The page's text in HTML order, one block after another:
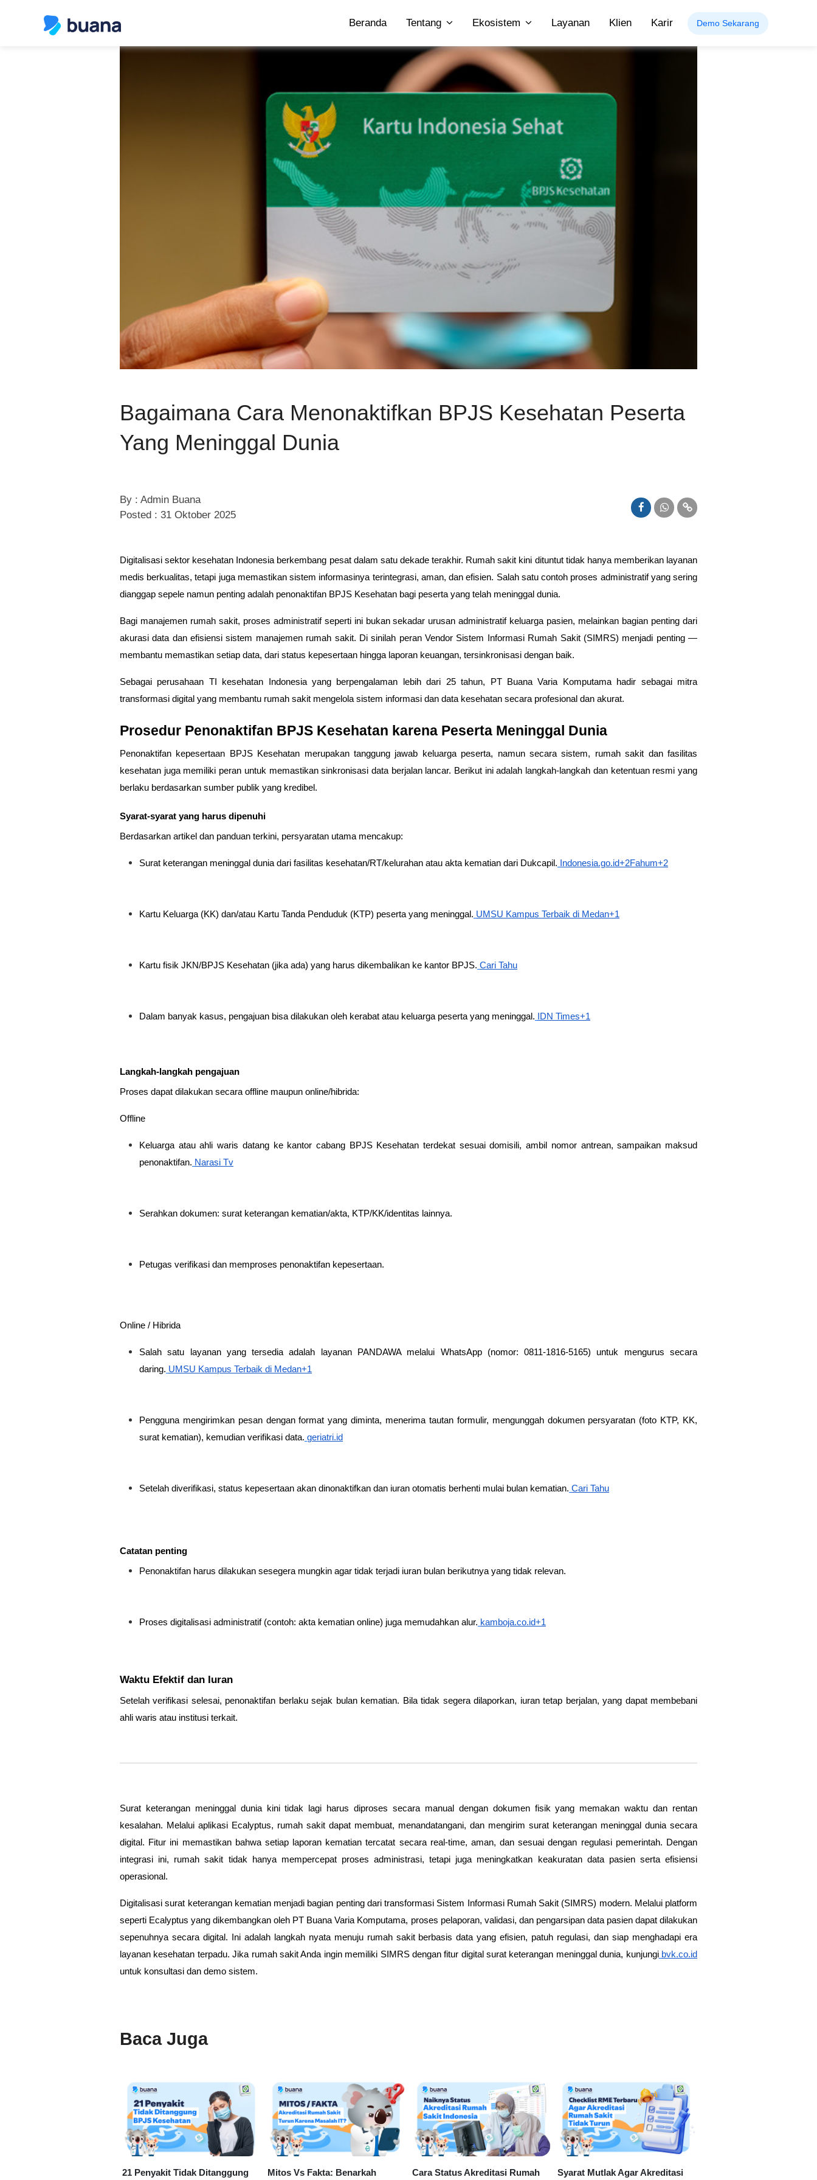
Beranda Tentang Ekosistem Layanan Klien Karir Demo Sekarang
Bagaimana Cara Menonaktifkan BPJS Kesehatan Peserta
Yang Meninggal Dunia
By : Admin Buana
Posted : 31 Oktober 2025
Digitalisasi sektor kesehatan Indonesia berkembang pesat dalam satu dekade terakhir. Rumah sakit kini dituntut tidak hanya memberikan layanan
medis berkualitas, tetapi juga memastikan sistem informasinya terintegrasi, aman, dan efisien. Salah satu contoh proses administratif yang sering
dianggap sepele namun penting adalah penonaktifan BPJS Kesehatan bagi peserta yang telah meninggal dunia.
Bagi manajemen rumah sakit, proses administratif seperti ini bukan sekadar urusan administratif keluarga pasien, melainkan bagian penting dari
akurasi data dan efisiensi sistem manajemen rumah sakit. Di sinilah peranVendor Sistem Informasi Rumah Sakit (SIMRS) menjadi penting —
membantu memastikan setiap data, dari status kepesertaan hingga laporan keuangan, tersinkronisasi dengan baik.
Sebagai perusahaan TI kesehatan Indonesiayang berpengalaman lebih dari 25 tahun, PT Buana Varia Komputamahadir sebagai mitra
transformasi digital yang membantu rumah sakit mengelola sistem informasi dan data kesehatan secara profesional dan akurat.
Prosedur Penonaktifan BPJS Kesehatan karena Peserta Meninggal Dunia
Penonaktifan kepesertaan BPJS Kesehatan merupakan tanggung jawab keluarga peserta, namun secara sistem, rumah sakit dan fasilitas
kesehatan juga memiliki peran untuk memastikan sinkronisasi data berjalan lancar. Berikut ini adalah langkah-langkah dan ketentuan resmi yang
berlaku berdasarkan sumber publik yang kredibel.
Syarat-syarat yang harus dipenuhi
Berdasarkan artikel dan panduan terkini, persyaratan utama mencakup:
Surat keterangan meninggal dunia dari fasilitas kesehatan/RT/kelurahan atau ak­ta kematian dari Dukcapil. Indonesia.go.id+2Fahum+2
Kartu Keluarga (KK) dan/atau Kartu Tanda Penduduk (KTP) peserta yang meninggal. UMSU Kampus Terbaik di Medan+1
Kartu fisik JKN/BPJS Kesehatan (jika ada) yang harus dikembalikan ke kantor BPJS. Cari Tahu
Dalam banyak kasus, pengajuan bisa dilakukan oleh kerabat atau keluarga peserta yang meninggal. IDN Times+1
Langkah-langkah pengajuan
Proses dapat dilakukan secaraoffline maupun online/hibrida:
Offline
Keluarga atau ahli waris datang ke kantor cabang BPJS Kesehatan terdekat sesuai domisili, ambil nomor antrean, sampaikan maksud
penonaktifan. Narasi Tv
Serahkan dokumen: surat keterangan kematian/akta, KTP/KK/identitas lainnya.
Petugas verifikasi dan memproses penonaktifan kepesertaan.
Online / Hibrida
Salah satu layanan yang tersedia adalah layanan PANDAWA melalui WhatsApp (nomor: 0811-1816-5165) untuk mengurus secara
daring. UMSU Kampus Terbaik di Medan+1
Pengguna mengirimkan pesan dengan format yang diminta, menerima tautan formulir, mengunggah dokumen persyaratan (foto KTP, KK,
surat kematian), kemudian verifikasi data. geriatri.id
Setelah diverifikasi, status kepesertaan akan dinonaktifkan dan iuran otomatis berhenti mulai bulan kematian. Cari Tahu
Catatan penting
Penonaktifan harus dilakukan sesegera mungkin agar tidak terjadi iuran bulan berikutnya yang tidak relevan.
Proses digitalisasi administratif (contoh: akta kematian online) juga memudahkan alur. kamboja.co.id+1
Waktu Efektif dan Iuran
Setelah verifikasi selesai, penonaktifan berlakusejak bulan kematian. Bila tidak segera dilaporkan, iuran tetap berjalan, yang dapat membebani
ahli waris atau institusi terkait.
Surat keterangan meninggal dunia kini tidak lagi harus diproses secara manual dengan dokumen fisik yang memakan waktu dan rentan
kesalahan. Melalui aplikasi Ecalyptus, rumah sakit dapat membuat, menandatangani, dan mengirim surat keterangan meninggal dunia secara
digital. Fitur ini memastikan bahwa setiap laporan kematian tercatat secara real-time, aman, dan sesuai dengan regulasi pemerintah. Dengan
integrasi ini, rumah sakit tidak hanya mempercepat proses administrasi, tetapi juga meningkatkan keakuratan data pasien serta efisiensi
operasional.
Digitalisasi surat keterangan kematian menjadi bagian penting dari transformasi Sistem Informasi Rumah Sakit (SIMRS) modern. Melalui platform
seperti Ecalyptus yang dikembangkan oleh PT Buana Varia Komputama, proses pelaporan, validasi, dan pengarsipan data pasien dapat dilakukan
sepenuhnya secara digital. Ini adalah langkah nyata menuju rumah sakit berbasis data yang efisien, patuh regulasi, dan siap menghadapi era
layanan kesehatan terpadu.Jika rumah sakit Anda ingin memiliki SIMRS dengan fitur digital surat keterangan meninggal dunia, kunjungi bvk.co.id
untuk konsultasi dan demo sistem.
Baca Juga
21 Penyakit Tidak Ditanggung Mitos Vs Fakta: Benarkah Cara Status Akreditasi Rumah Syarat Mutlak Agar Akreditasi